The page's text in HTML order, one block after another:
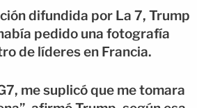
difundida por La 7, Trump
pedido una fotografía
de líderes en Francia.
me suplicó que me tomara